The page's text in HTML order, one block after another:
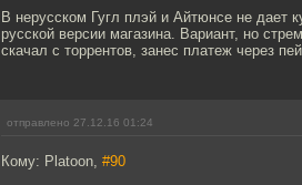
В нерусском Гугл плэй и Айтюнсе не дает
русской версии магазина. Вариант, но
скачал с торрентов, занес платеж через
отправлено 27.12.16 01:24
Кому: Platoon, #90